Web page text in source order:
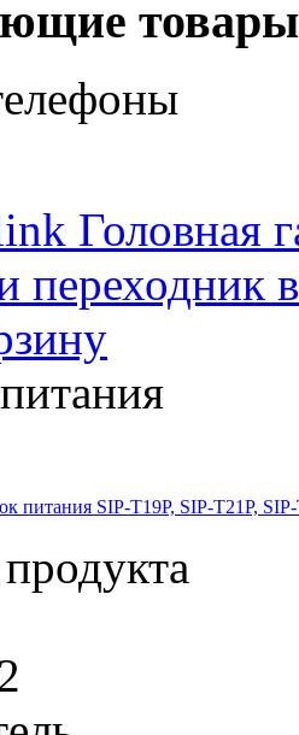
товары
Головная
переходник
питания SIP-T19P, SIP-T21P,